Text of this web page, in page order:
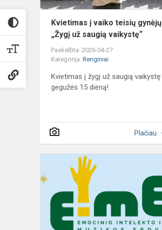
Kvietimas į vaiko teisių gynėjų
„Žygį už saugią vaikystę“
Paskelbta: 2026-04-27
Kategorija: Renginiai
Kvietimas į žygį už saugią vaikystę
gegužės 15 dieną!
Plačiau